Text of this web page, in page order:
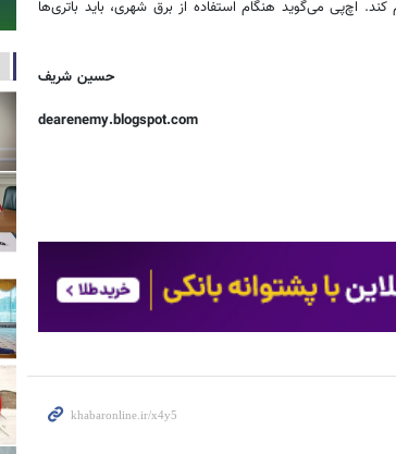
کند. اچ‌پی می‌گوید هنگام استفاده از برق شهری، باید باتری‌ها
حسین شریف
dearenemy.blogspot.com